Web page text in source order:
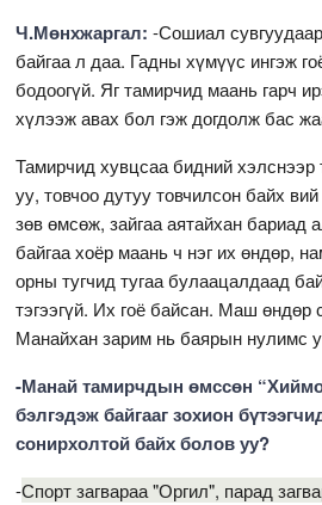
Ч.Мөнхжаргал:-Сошиал
байгаа л даа. Гадны хүмүүс ингэж
бодоогүй. Яг тамирчид маань гарч
хүлээж авах бол гэж догдолж бас
Тамирчид хувцсаа бидний
уу, товчоо дутуу товчилсон байх
зөв өмсөж, зайгаа аятайхан бариад
байгаа хоёр маань ч нэг их өндөр,
орны тугчид тугаа булаацалдаад
тэгээгүй. Их гоё байсан. Маш өндөр
Манайхан зарим нь баярын нулимс
-Манай тамирчдын өмссөн
бэлгэдэж байгааг зохион
сонирхолтой байх болов уу?
-Спорт загвараа "Оргил", парад